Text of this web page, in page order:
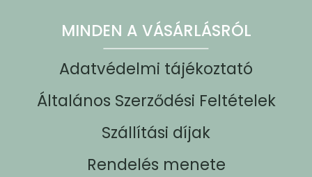
MINDEN A VÁSÁRLÁSRÓL
Adatvédelmi tájékoztató
Általános Szerződési Feltételek
Szállítási díjak
Rendelés menete